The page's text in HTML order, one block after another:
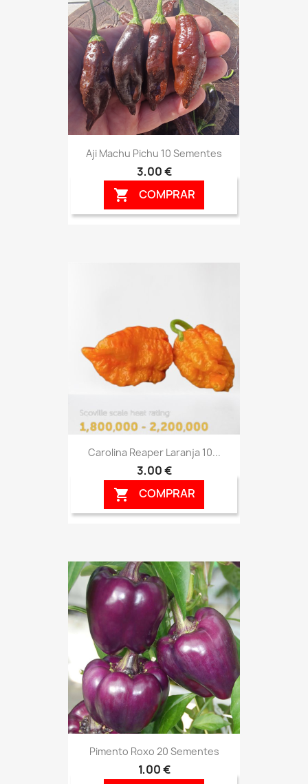
Aji Machu Pichu 10 Sementes
3,00 €
 COMPRAR
Carolina Reaper Laranja 10...
3,00 €
 COMPRAR
Pimento Roxo 20 Sementes
1,00 €